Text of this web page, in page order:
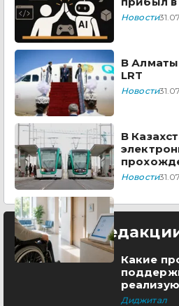
Новости
В Алматы
LRT
Новости
В
Новости
Выбор
Какие
Диджитал